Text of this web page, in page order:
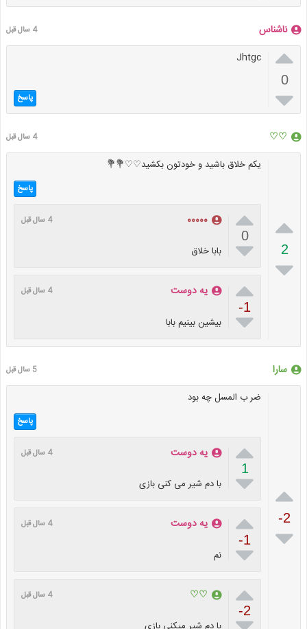
ناشناس 4 سال قبل

0

Jhtgc
پاسخ
♡♡ 4 سال قبل

2

یکم خلاق باشید و خودتون بکشید♡♡💐💐
پاسخ

0

۰۰۰۰۰ 4 سال قبل
بابا خلاق

-1

یه دوست 4 سال قبل
بیشین بینیم بابا
سارا 5 سال قبل

-2

ضر ب المسل چه بود
پاسخ

1

یه دوست 4 سال قبل
با دم شیر می کنی بازی

-1

یه دوست 4 سال قبل
نم

-2
♡♡ 4 سال قبل